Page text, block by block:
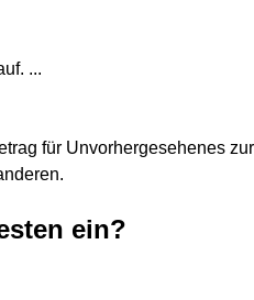
...
für Unvorhergesehenes
ein?